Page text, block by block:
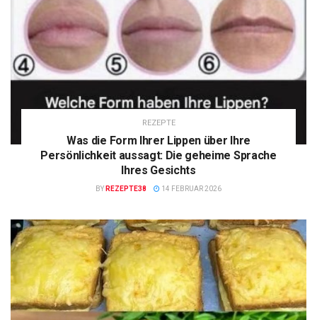
REZEPTE
Was die Form Ihrer Lippen über Ihre
Persönlichkeit aussagt: Die geheime Sprache
Ihres Gesichts
BY REZEPTE38 14 FEBRUAR 2026